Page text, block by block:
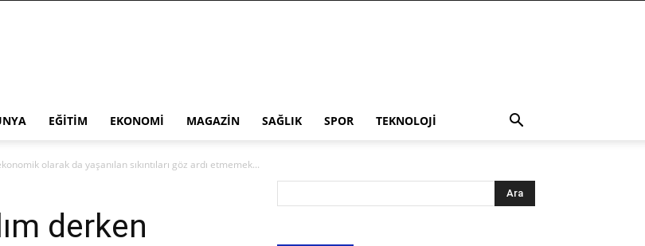
EĞITIM EKONOMI MAGAZIN SAĞLIK SPOR TEKNOLOJI
olarak da yaşanılan sıkıntıları göz ardı etmemek...
derken